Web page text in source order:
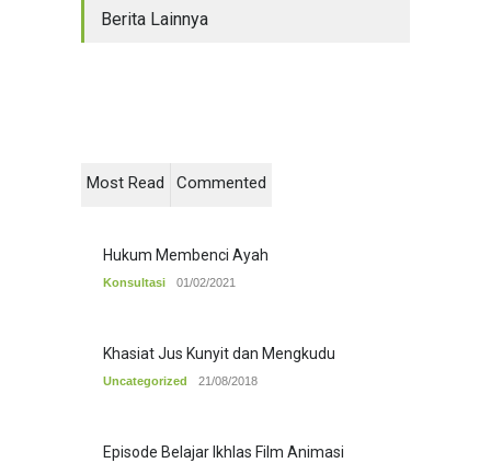
Berita Lainnya
Most Read Commented
Hukum Membenci Ayah
Konsultasi 01/02/2021
Khasiat Jus Kunyit dan Mengkudu
Uncategorized 21/08/2018
Episode Belajar Ikhlas Film Animasi